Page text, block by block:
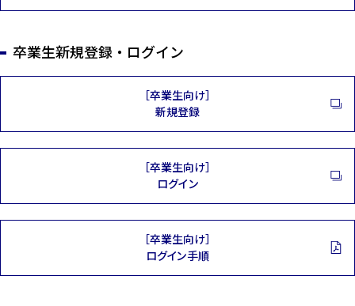
卒業生新規登録・ログイン
［卒業生向け］
新規登録
［卒業生向け］
ログイン
［卒業生向け］
ログイン手順